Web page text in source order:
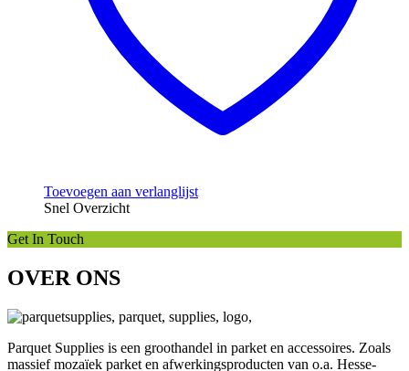
productpagina
Toevoegen aan verlanglijst
Snel Overzicht
Get In Touch
OVER ONS
Parquet Supplies is een groothandel in parket en accessoires. Zoals
massief mozaïek parket en afwerkingsproducten van o.a. Hesse-